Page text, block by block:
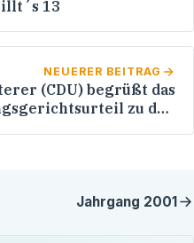
13
NEUERER BEITRAG
(CDU) begrüßt das
zu den
Jahrgang 2001